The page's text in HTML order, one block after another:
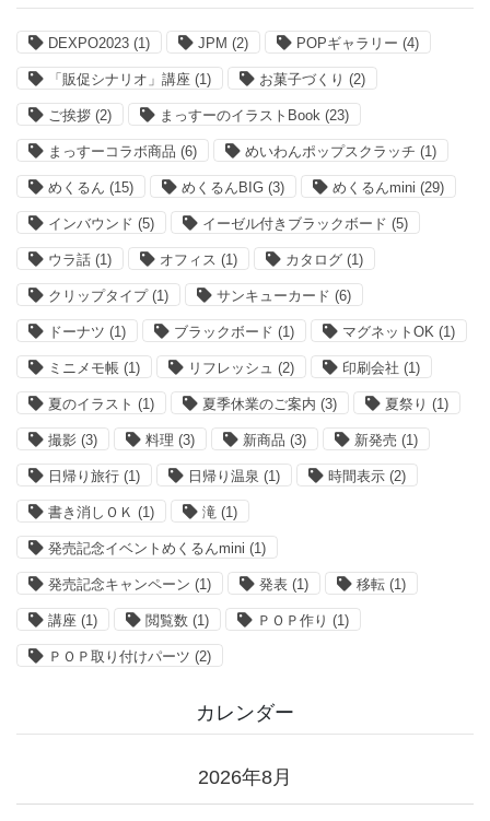
DEXPO2023 (1) JPM (2) POPギャラリー (4)
「販促シナリオ」講座 (1) お菓子づくり (2)
ご挨拶 (2) まっすーのイラストBook (23)
まっすーコラボ商品 (6) めいわんポップスクラッチ (1)
めくるん (15) めくるんBIG (3) めくるんmini (29)
インバウンド (5) イーゼル付きブラックボード (5)
ウラ話 (1) オフィス (1) カタログ (1)
クリップタイプ(1) サンキューカード (6)
ドーナツ (1) ブラックボード (1) マグネットOK (1)
ミニメモ帳 (1) リフレッシュ (2) 印刷会社 (1)
夏のイラスト (1) 夏季休業のご案内 (3) 夏祭り (1)
撮影 (3) 料理 (3) 新商品 (3) 新発売 (1)
日帰り旅行 (1) 日帰り温泉 (1) 時間表示 (2)
書き消しＯＫ (1) 滝 (1)
発売記念イベントめくるんmini (1)
発売記念キャンペーン (1) 発表 (1) 移転 (1)
講座 (1) 閲覧数 (1) ＰＯＰ作り (1)
ＰＯＰ取り付けパーツ (2)
カレンダー
2026年8月